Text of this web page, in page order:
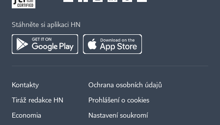
Stáhněte si aplikaci HN
Kontakty
Tiráž redakce HN
Economia
Ochrana osobních údajů
Prohlášení o cookies
Nastavení soukromí